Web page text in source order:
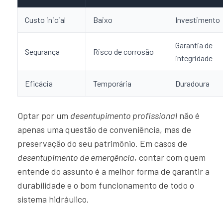
Custo inicial Baixo Investimento
Segurança Risco de corrosão
Garantia de
integridade
Eficácia Temporária Duradoura
Optar por um desentupimento profissional não é
apenas uma questão de conveniência, mas de
preservação do seu patrimônio. Em casos de
desentupimento de emergência, contar com quem
entende do assunto é a melhor forma de garantir a
durabilidade e o bom funcionamento de todo o
sistema hidráulico.